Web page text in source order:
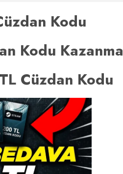
Kodu
Kodu Kazanma
Cüzdan Kodu